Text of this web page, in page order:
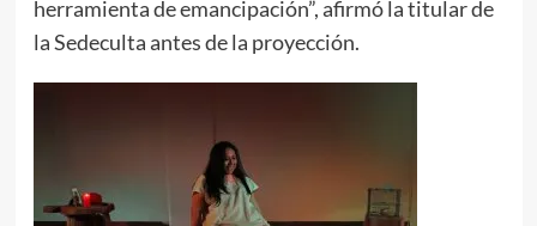
herramienta de emancipación”, afirmó la titular de
la Sedeculta antes de la proyección.